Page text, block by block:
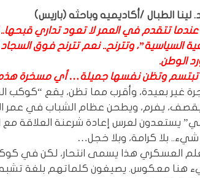
لينا الطبال /أكاديميه وباحثه (باريس)
عندما تتقدم في العمر لا تعود تداري
السياسية”، وتترنح.. نعم تترنح فوق
الوطن.
تبتسم وتظن نفسها جميلة… أي مسخرة
غير بعيدة، وأقرب مما تظن، يقع “كوكب
يقصف، يفرم، ويطحن عظام الشباب في عمر
يستعدون لعرس إعادة شرعنة العلاقة
بلا كرامة، وبلا خجل…
العسكري هذا يسمى انتحار، لكن في
هنا معكوس. يصيغون كلماتهم بلغة تشبه